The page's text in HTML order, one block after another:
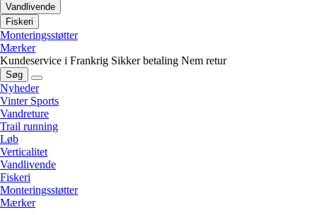
Vandlivende
Fiskeri
Monteringsstøtter
Mærker
Kundeservice i Frankrig Sikker betaling Nem retur
Søg
Nyheder
Vinter Sports
Vandreture
Trail running
Løb
Verticalitet
Vandlivende
Fiskeri
Monteringsstøtter
Mærker